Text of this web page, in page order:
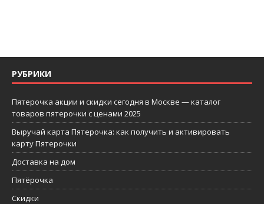
РУБРИКИ
Пятерочка акции и скидки сегодня в Москве — каталог
товаров пятерочки с ценами 2025
Выручай карта Пятерочка: как получить и активировать
карту Пятерочки
Доставка на дом
Пятёрочка
Скидки